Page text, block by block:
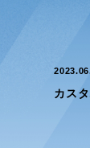
カス